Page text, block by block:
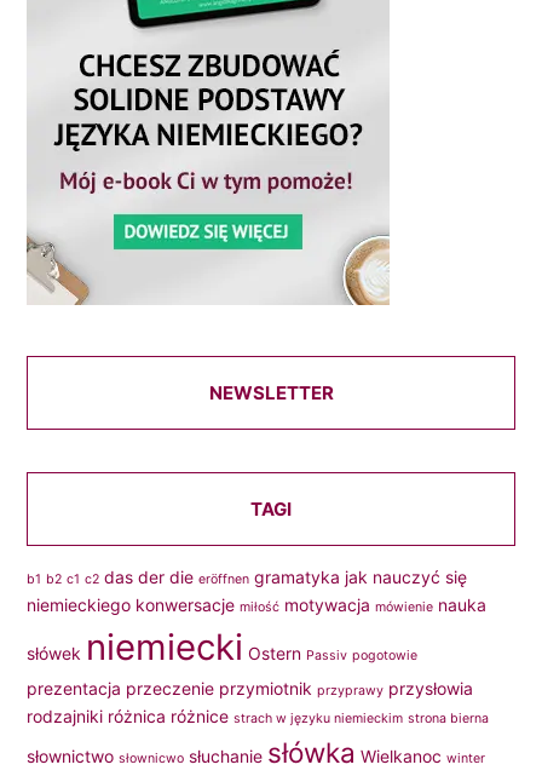
NEWSLETTER
TAGI
b1 b2 c1 c2 das der die eröffnen gramatyka jak nauczyć się
niemieckiego konwersacje miłość motywacja mówienie nauka
słówek niemiecki Ostern Passiv pogotowie
prezentacja przeczenie przymiotnik przyprawy przysłowia
rodzajniki różnica różnice strach w języku niemieckim strona bierna
słownictwo słownicwo słuchanie słówka Wielkanoc winter